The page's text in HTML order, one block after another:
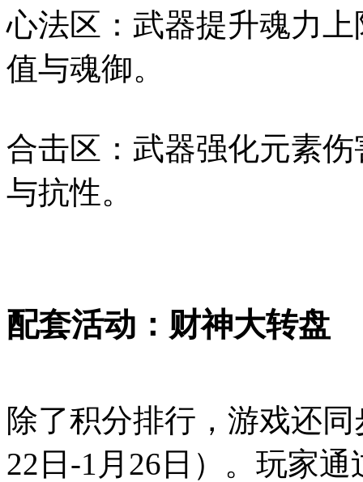
心法区：武器提升魂力
值与魂御。
合击区：武器强化元素
与抗性。
配套活动：财神大转盘
除了积分排行，游戏还同
22日-1月26日）。玩家